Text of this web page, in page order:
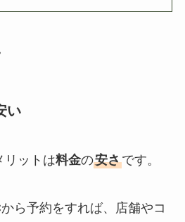
い
リットは料金の安さです。
ら予約をすれば、店舗やコ